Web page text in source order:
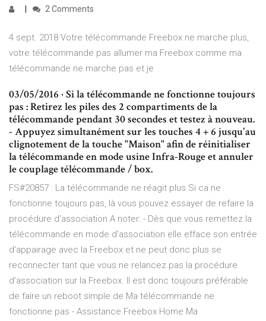
2 Comments
4 sept. 2018 Votre télécommande Freebox ne marche plus,
votre télécommande pas allumer ma Freebox comme ma
télécommande ne marche pas et je
03/05/2016 · Si la télécommande ne fonctionne toujours
pas : Retirez les piles des 2 compartiments de la
télécommande pendant 30 secondes et testez à nouveau.
- Appuyez simultanément sur les touches 4 + 6 jusqu'au
clignotement de la touche "Maison" afin de réinitialiser
la télécommande en mode usine Infra-Rouge et annuler
le couplage télécommande / box.
FS#20857 : La télécommande ne réagit plus Si ca ne
fonctionne toujours pas, là vous pouvez essayer de refaire la
procédure d'association A noter: - Dès que vous remettez la
télécommande en mode d'association elle efface son entrée
d'appairage avec la Freebox et ne peut donc plus se
reconnecter tant que vous ne relancez pas la procédure
d'association sur la Freebox. Il est donc toujours préférable
de faire un reboot simple de Ma télécommande ne
fonctionne pas - Assistance Freebox Home Ma